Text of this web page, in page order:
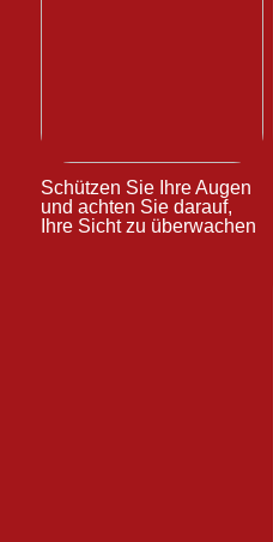
Schützen Sie Ihre Augen
und achten Sie darauf,
Ihre Sicht zu überwachen